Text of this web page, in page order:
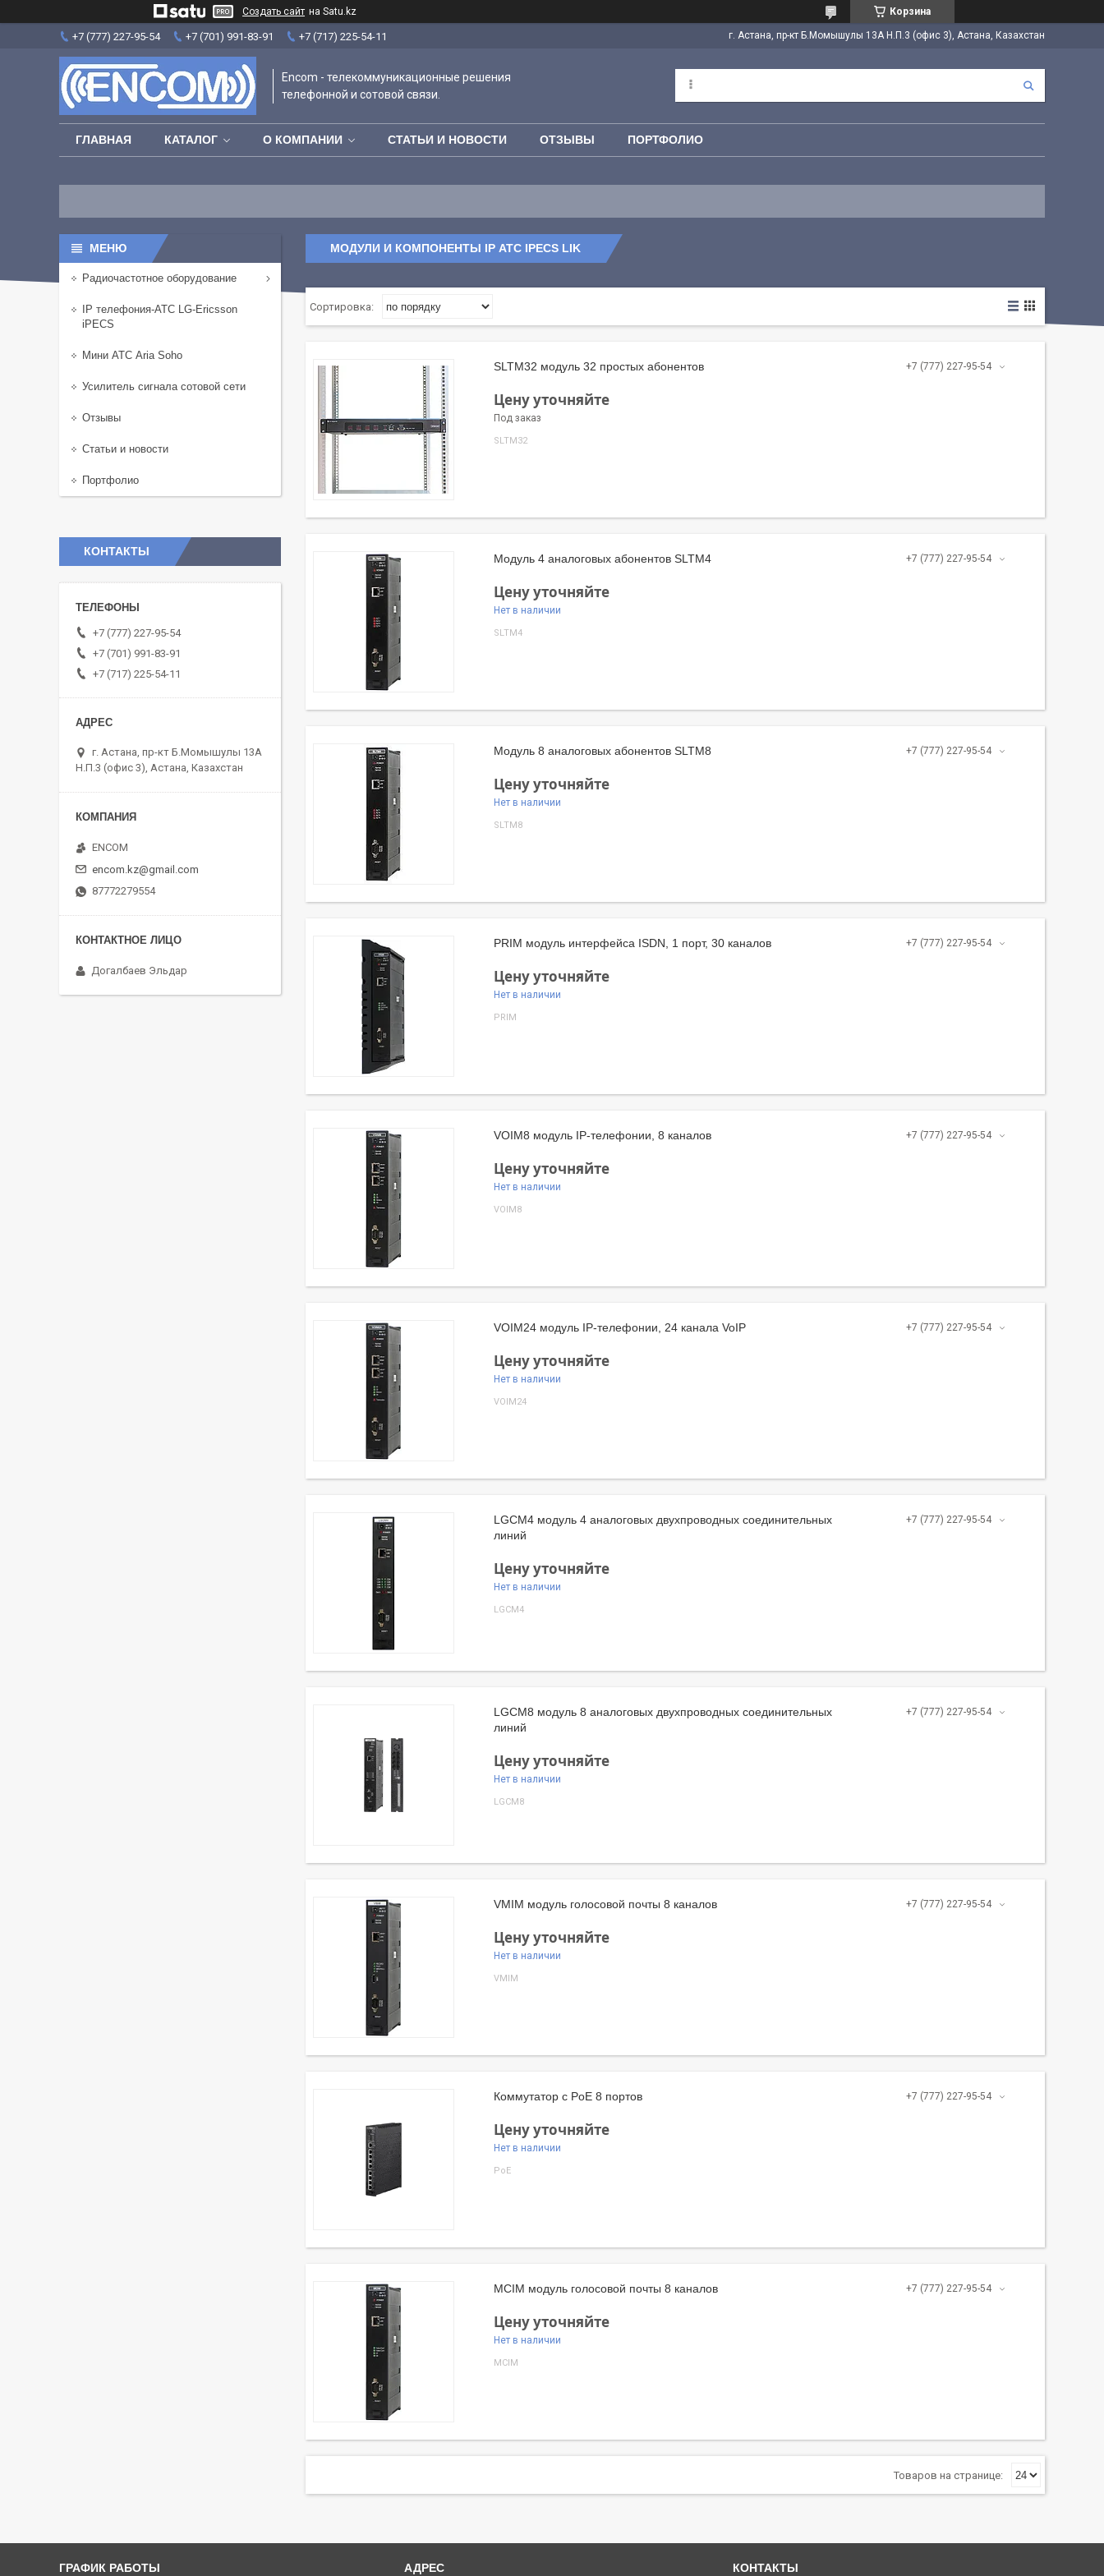
Создать сайт на Satu.kz Корзина
+7 (777) 227-95-54 +7 (701) 991-83-91 +7 (717) 225-54-11 г. Астана, пр-кт Б.Момышулы 13А Н.П.3 (офис 3), Астана, Казахстан
Encom - телекоммуникационные решения
телефонной и сотовой связи.
ГЛАВНАЯ КАТАЛОГ О КОМПАНИИ СТАТЬИ И НОВОСТИ ОТЗЫВЫ ПОРТФОЛИО
МОДУЛИ И КОМПОНЕНТЫ IP АТС IPECS LIK
+7 (777) 227-95-54
SLTM32 модуль 32 простых абонентов
Цену уточняйте
Под заказ
SLTM32
+7 (777) 227-95-54
Модуль 4 аналоговых абонентов SLTM4
Цену уточняйте
Нет в наличии
SLTM4
+7 (777) 227-95-54
Модуль 8 аналоговых абонентов SLTM8
Цену уточняйте
Нет в наличии
SLTM8
+7 (777) 227-95-54
PRIM модуль интерфейса ISDN, 1 порт, 30 каналов
Цену уточняйте
Нет в наличии
PRIM
+7 (777) 227-95-54
VOIM8 модуль IP-телефонии, 8 каналов
Цену уточняйте
Нет в наличии
VOIM8
+7 (777) 227-95-54
VOIM24 модуль IP-телефонии, 24 канала VoIP
Цену уточняйте
Нет в наличии
VOIM24
+7 (777) 227-95-54
LGCM4 модуль 4 аналоговых двухпроводных соединительных
линий
Цену уточняйте
Нет в наличии
LGCM4
+7 (777) 227-95-54
LGCM8 модуль 8 аналоговых двухпроводных соединительных
линий
Цену уточняйте
Нет в наличии
LGCM8
+7 (777) 227-95-54
VMIM модуль голосовой почты 8 каналов
Цену уточняйте
Нет в наличии
VMIM
+7 (777) 227-95-54
Коммутатор с PoE 8 портов
Цену уточняйте
Нет в наличии
PoE
+7 (777) 227-95-54
MCIM модуль голосовой почты 8 каналов
Цену уточняйте
Нет в наличии
MCIM
Радиочастотное оборудование
IP телефония-АТС LG-Ericsson
iPECS
Мини АТС Aria Soho
Усилитель сигнала сотовой сети
Отзывы
Статьи и новости
Портфолио
КОНТАКТЫ
+7 (777) 227-95-54
+7 (701) 991-83-91
+7 (717) 225-54-11
г. Астана, пр-кт Б.Момышулы 13А
Н.П.3 (офис 3), Астана, Казахстан
ENCOM
encom.kz@gmail.com
87772279554
Догалбаев Эльдар
ГРАФИК РАБОТЫ